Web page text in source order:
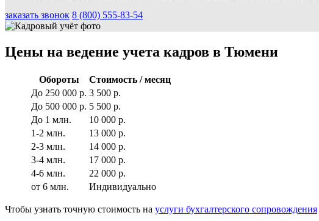
заказать звонок 8 (800) 555-83-54
Цены на ведение учета кадров в Тюмени
Обороты
Стоимость / месяц
До 250 000 р. 3 500 р.
До 500 000 р. 5 500 р.
До 1 млн.
10 000 р.
1-2 млн.
13 000 р.
2-3 млн.
14 000 р.
3-4 млн.
17 000 р.
4-6 млн.
22 000 р.
от 6 млн.
Индивидуально
Чтобы узнать точную стоимость на услуги бухгалтерского сопровождения